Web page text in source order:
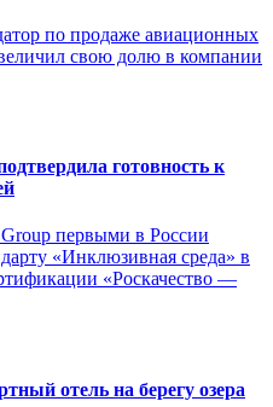
по продаже авиационных
свою долю в компании
готовность к
первыми в России
«Инклюзивная среда» в
«Роскачество —
отель на берегу озера